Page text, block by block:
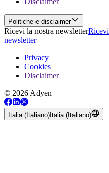
Politiche e disclaimer
Ricevi la nostra newsletter
newsletter
Privacy
Cookies
Disclaimer
© 2026 Adyen
Italia (Italiano) Italia (Italiano)